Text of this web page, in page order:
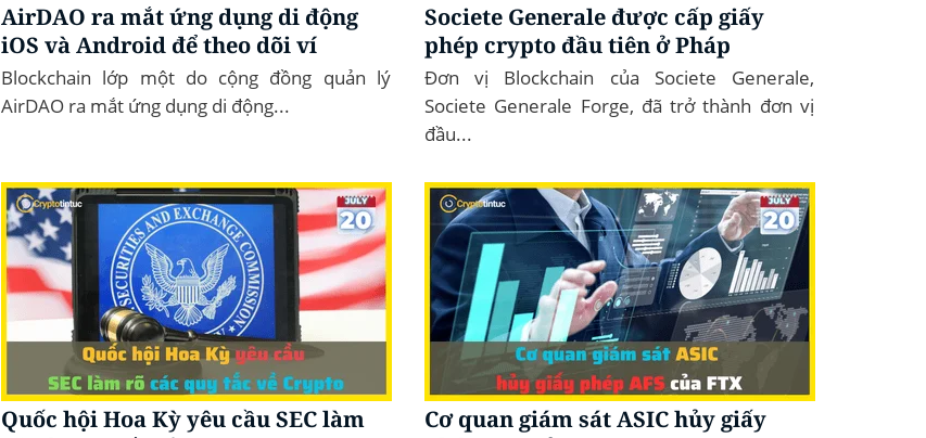
AirDAO ra mắt ứng dụng di động
iOS và Android để theo dõi ví
Blockchain lớp một do cộng đồng quản lý
AirDAO ra mắt ứng dụng di động...
Societe Generale được cấp giấy
phép crypto đầu tiên ở Pháp
Đơn vị Blockchain của Societe Generale,
Societe Generale Forge, đã trở thành đơn vị
đầu...
Quốc hội Hoa Kỳ yêu cầu SEC làm
Cơ quan giám sát ASIC hủy giấy